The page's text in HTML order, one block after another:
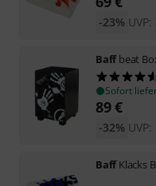
UVP:
-23%
Baff beat
Sofort
89€
UVP:
-32%
Baff Klacks